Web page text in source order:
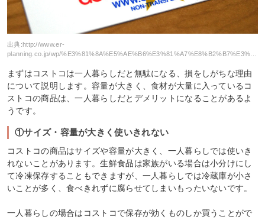
出典:http://www.er-
planning.co.jp/wp/%E3%81%8A%E5%AE%B6%E3%81%A7%E8%B2%B7%E3%81%88%E3%82%8B%E3%82%B3%E3%82%B9%E3%83%88%E3%82%B3%E5%85%AC%E5%BC%8F%E9%80%9A%E8%B2%A9%E3%82%B5%E3%82%A4%E3%83%88/
まずはコストコは一人暮らしだと無駄になる、損をしがちな理由
について説明します。容量が大きく、食材が大量に入っているコ
ストコの商品は、一人暮らしだとデメリットになることがあるよ
うです。
①サイズ・容量が大きく使いきれない
コストコの商品はサイズや容量が大きく、一人暮らしでは使いき
れないことがあります。生鮮食品は家族がいる場合は小分けにし
て冷凍保存することもできますが、一人暮らしでは冷蔵庫が小さ
いことが多く、食べきれずに腐らせてしまいもったいないです。
一人暮らしの場合はコストコで保存が効くものしか買うことがで